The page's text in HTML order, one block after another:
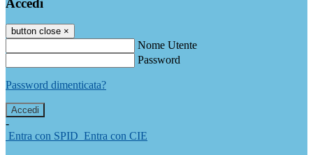
Accedi
button close ×
Nome Utente
Password
Password dimenticata?
-
Entra con SPID Entra con CIE